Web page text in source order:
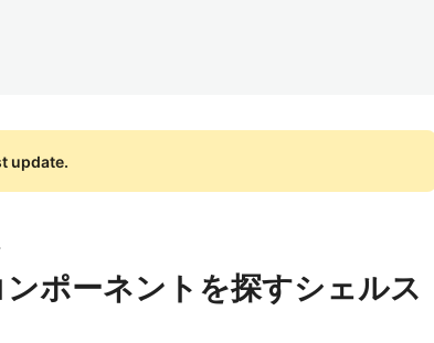
update.
ポーネントを探すシェルス